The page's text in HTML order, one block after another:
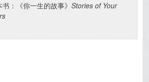
书：《你一生的故事》Stories of Your